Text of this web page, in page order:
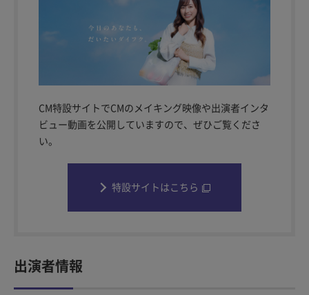
CM特設サイトでCMのメイキング映像や出演者インタ
ビュー動画を公開していますので、ぜひご覧くださ
い。
特設サイトはこちら
出演者情報